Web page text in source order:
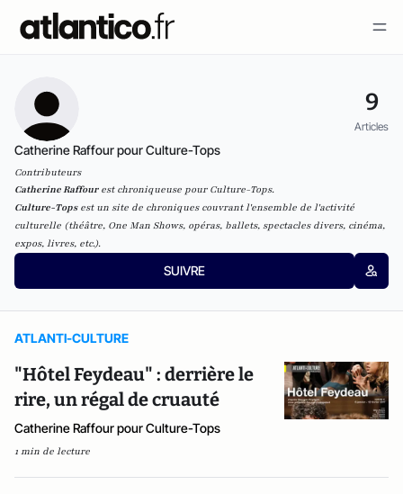
9
Articles
Catherine Raffour pour Culture-Tops
Contributeurs
Catherine Raffourest chroniqueuse pour Culture-Tops.
Culture-Topsest un site de chroniques couvrant l'ensemble de l'activité
culturelle (théâtre, One Man Shows, opéras, ballets, spectacles divers, cinéma,
expos, livres, etc.).
SUIVRE
ATLANTI-CULTURE
"Hôtel Feydeau" : derrière le
rire, un régal de cruauté
Catherine Raffour pour Culture-Tops
1 min de lecture